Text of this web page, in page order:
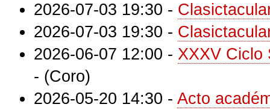
2026-07-03 19:30 -
2026-07-03 19:30 -
2026-06-07 12:00 - XXXV Ciclo
- (Coro)
2026-05-20 14:30 - Acto